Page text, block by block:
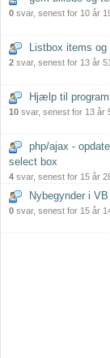
0 svar, senest for 10 år
Listbox items
2 svar, senest for 13 år
Hjælp til
10 svar, senest for 13 år
php/ajax -
select box
4 svar, senest for 15 år
Nybegynder i
0 svar, senest for 15 år